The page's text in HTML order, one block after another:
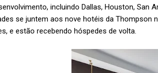
incluindo Dallas, Houston, San
se juntem aos nove hotéis da Thompson
e estão recebendo hóspedes de volta.